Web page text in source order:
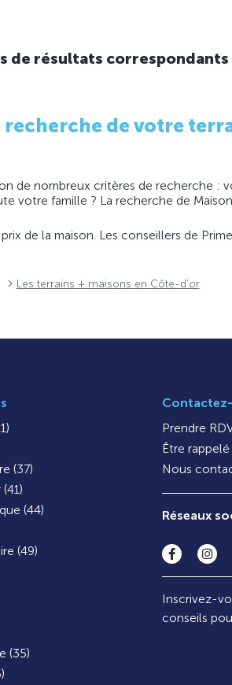
de résultats
de votre
de nombreux critères de recherche :
votre famille ? La recherche de
de la maison. Les conseillers de
Les terrains + maisons en Côte-d'or
(37)
(44)
(49)
(35)
Prendre
Être rappelé
Nous
Réseaux
Inscrivez-
conseils